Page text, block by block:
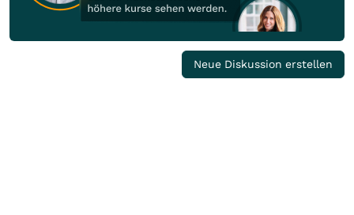
Neue Diskussion erstellen